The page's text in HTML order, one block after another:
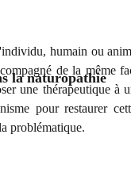
humain ou
de la même
une thérapeutique à
pour restaurer
problématique.
la naturopathie